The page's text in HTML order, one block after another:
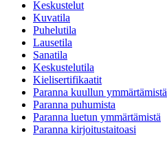
Keskustelut
Kuvatila
Puhelutila
Lausetila
Sanatila
Keskustelutila
Kielisertifikaatit
Paranna kuullun ymmärtämistä
Paranna puhumista
Paranna luetun ymmärtämistä
Paranna kirjoitustaitoasi